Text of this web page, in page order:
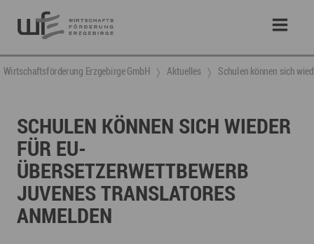
Wirtschaftsförderung Erzgebirge GmbH Aktuelles Schulen können sich
SCHULEN KÖNNEN SICH WIEDER
FÜR EU-
ÜBERSETZERWETTBEWERB
JUVENES TRANSLATORES
ANMELDEN